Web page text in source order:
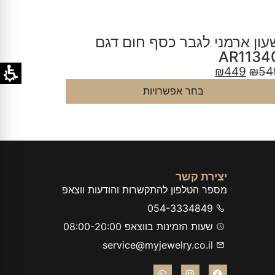
ארמני לגבר שחור ירוק דגם
₪
₪449
בחר אפשרויות
₪
יצירת קשר
מספר הטלפון להתקשרות והודעות ווצאפ
054-3334849
שעות הזמינות בווצאפ 08:00-20:00
service@myjewelry.co.il